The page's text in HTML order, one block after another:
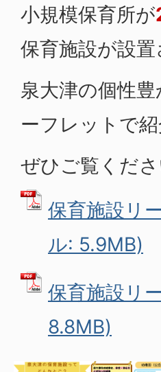
小規模保育所が
保育施設が設置
泉大津の個性
ーフレットで紹
ぜひご覧くださ
保育施設リ
ル: 5.9MB)
保育施設リ
8.8MB)